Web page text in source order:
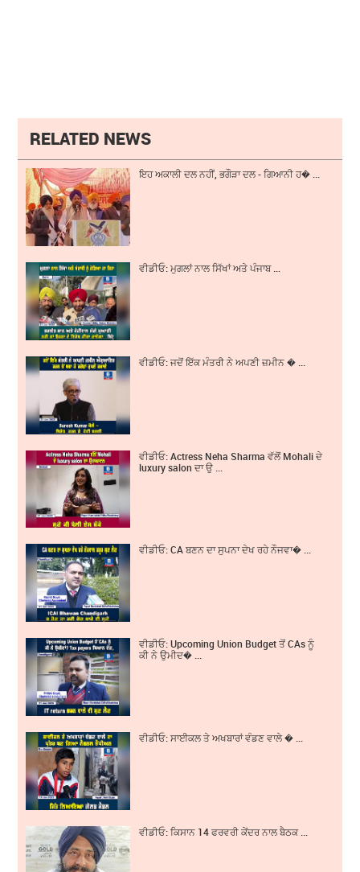
RELATED NEWS
ਇਹ ਅਕਾਲੀ ਦਲ ਨਹੀਂ, ਭਗੌੜਾ ਦਲ - ਗਿਆਨੀ ਹ� ...
ਵੀਡੀਓ: ਮੁਗਲਾਂ ਨਾਲ ਸਿੱਖਾਂ ਅਤੇ ਪੰਜਾਬ ...
ਵੀਡੀਓ: ਜਦੋਂ ਇੱਕ ਮੰਤਰੀ ਨੇ ਅਪਣੀ ਜ਼ਮੀਨ � ...
ਵੀਡੀਓ: Actress Neha Sharma ਵੱਲੋਂ Mohali ਦੇ
luxury salon ਦਾ ਉ ...
ਵੀਡੀਓ: CA ਬਣਨ ਦਾ ਸੁਪਨਾ ਦੇਖ ਰਹੇ ਨੌਜਵਾ� ...
ਵੀਡੀਓ: Upcoming Union Budget ਤੋਂ CAs ਨੂੰ
ਕੀ ਨੇ ਉਮੀਦ� ...
ਵੀਡੀਓ: ਸਾਈਕਲ ਤੇ ਅਖਬਾਰਾਂ ਵੰਡਣ ਵਾਲੇ � ...
ਵੀਡੀਓ: ਕਿਸਾਨ 14 ਫਰਵਰੀ ਕੇਂਦਰ ਨਾਲ ਬੈਠਕ ...